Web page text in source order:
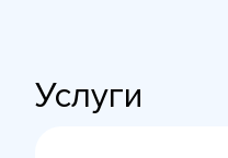
Услуги